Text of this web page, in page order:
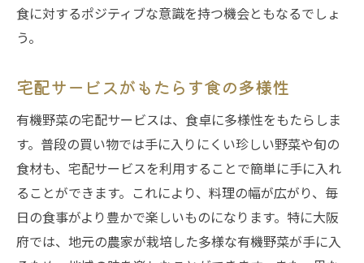
食に対するポジティブな意識を持つ機会ともなるでしょ
う。
宅配サービスがもたらす食の多様性
有機野菜の宅配サービスは、食卓に多様性をもたらしま
す。普段の買い物では手に入りにくい珍しい野菜や旬の
食材も、宅配サービスを利用することで簡単に手に入れ
ることができます。これにより、料理の幅が広がり、毎
日の食事がより豊かで楽しいものになります。特に大阪
府では、地元の農家が栽培した多様な有機野菜が手に入